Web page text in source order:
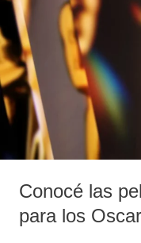
Conocé las
para los
películas
de
anime
elegibles
para
los
Oscar
2025